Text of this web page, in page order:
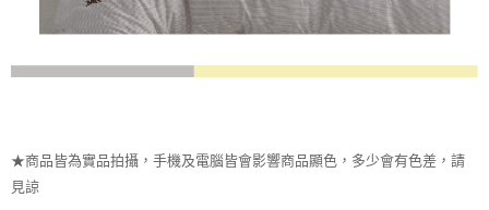
★商品皆為實品拍攝，手機及電腦皆會影響商品顯色，多少會有色差，請
見諒